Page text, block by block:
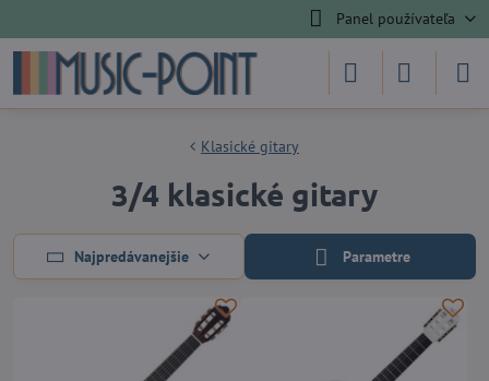
Panel používateľa
Klasické gitary
3/4 klasické gitary
Najpredávanejšie Parametre